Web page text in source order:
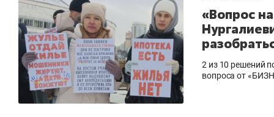
«Вопрос
2 из 10 решений
вопроса от